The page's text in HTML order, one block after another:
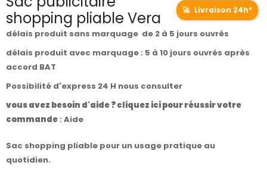
shopping pliable Vera
🚀 Livraison 24h*
délais produit sans marquage de 2 à 5 jours ouvrés
délais produit avec marquage : 5 à 10 jours ouvrés après
accord BAT
Possibilité d'express 24 H nous consulter
vous avez besoin d'aide ? cliquez ici pour réussir votre
commande : Aide
Sac shopping pliable pour un usage pratique au
quotidien.